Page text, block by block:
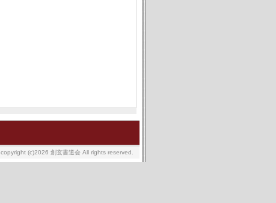
copyright (c)2026 創玄書道会 All rights reserved.